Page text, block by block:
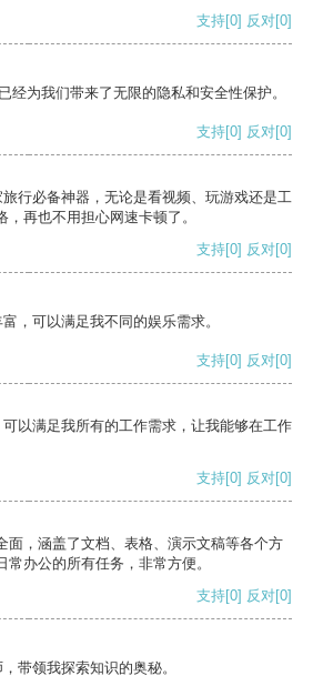
支持[0] 反对[0]
经为我们带来了无限的隐私和安全性保护。
支持[0] 反对[0]
行必备神器，无论是看视频、玩游戏还是工
再也不用担心网速卡顿了。
支持[0] 反对[0]
，可以满足我不同的娱乐需求。
支持[0] 反对[0]
以满足我所有的工作需求，让我能够在工作
支持[0] 反对[0]
面，涵盖了文档、表格、演示文稿等各个方
办公的所有任务，非常方便。
支持[0] 反对[0]
带领我探索知识的奥秘。